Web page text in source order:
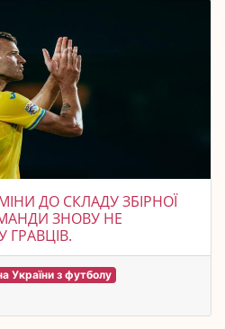
ДО СКЛАДУ ЗБІРНОЇ
ЗНОВУ НЕ
України з футболу